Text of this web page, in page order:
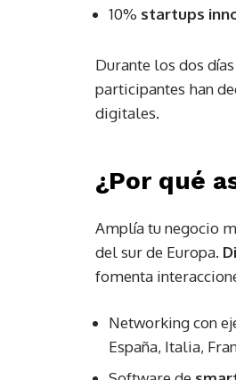
10% startups
Durante los dos
participantes han
digitales.
¿Por qué
Amplía tu negocio
del sur de Europa.
fomenta
Networking con
España, Italia,